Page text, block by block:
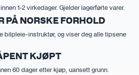
1-2 virkedager. Gjelder lagerførte varer.
PÅ NORSKE FORHOLD
bilpleie-instruktør, og viser deg alle tipsene
KJØPT
60 dager etter kjøp, uansett grunn.